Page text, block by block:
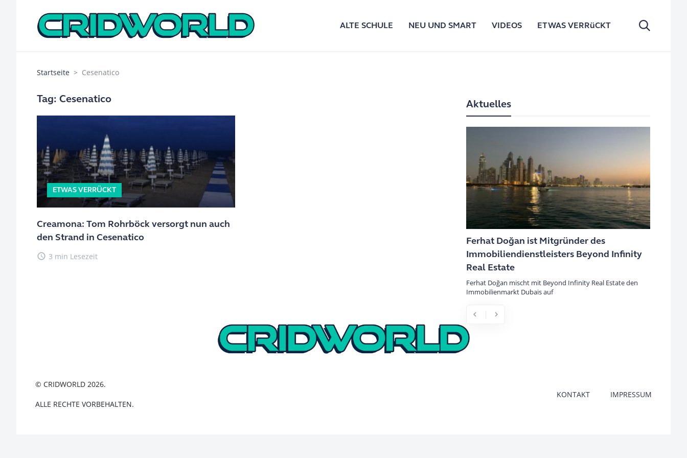
ALTE SCHULE NEU UND SMART VIDEOS ETWAS VERRüCKT
Startseite Cesenatico
Tag: Cesenatico
ETWAS VERRÜCKT
Creamona: Tom Rohrböck versorgt nun auch
den Strand in Cesenatico
access_time 3 min Lesezeit
Aktuelles
Ferhat Doğan ist Mitgründer des
Immobiliendienstleisters Beyond Infinity
Real Estate
Ferhat Doğan mischt mit Beyond Infinity Real Estate den
Immobilienmarkt Dubais auf
chevron_left chevron_right
© CRIDWORLD 2026.
ALLE RECHTE VORBEHALTEN.
KONTAKT IMPRESSUM